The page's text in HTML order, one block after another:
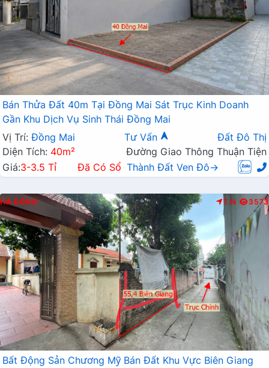
Bán Thửa Đất 40m Tại Đồng Mai Sát Trục Kinh Doanh
Gần Khu Dịch Vụ Sinh Thái Đồng Mai
Vị Trí: Đồng Mai Tư Vấn
Đất Đô Thị
Diện Tích: 40m²
Đường Giao Thông Thuận Tiện
Giá:3-3.5 Tỉ Đã Có Sổ Thành Đất Ven Đô→
HÀ ĐÔNG T.N 3573
Bất Động Sản Chương Mỹ Bán Đất Khu Vực Biên Giang